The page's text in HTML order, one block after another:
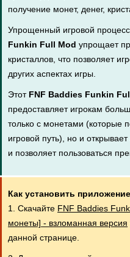
получение монет, денег,
Упрощенный игровой
Funkin Full Mod упрощает
кристаллов, что позволяет
других аспектах игры.
Этот FNF Baddies Funkin
предоставляет игрокам
только с монетами (которые
игровой путь), но и
и позволяет пользоваться
Как установить
1. Скачайте FNF Baddies
монеты] - взломанная версия
данной странице.